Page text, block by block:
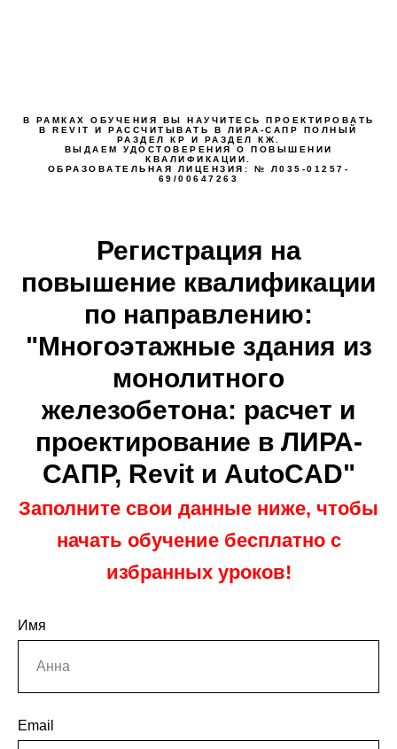
В РАМКАХ ОБУЧЕНИЯ ВЫ НАУЧИТЕСЬ ПРОЕКТИРОВАТЬ
В REVIT И РАССЧИТЫВАТЬ В ЛИРА-САПР ПОЛНЫЙ
РАЗДЕЛ КР И РАЗДЕЛ КЖ.
ВЫДАЕМ УДОСТОВЕРЕНИЯ О ПОВЫШЕНИИ
КВАЛИФИКАЦИИ.
ОБРАЗОВАТЕЛЬНАЯ ЛИЦЕНЗИЯ: № Л035-01257-
69/00647263
Регистрация на
повышение квалификации
по направлению:
"Многоэтажные здания из
монолитного
железобетона: расчет и
проектирование в ЛИРА-
САПР, Revit и AutoCAD"
Заполните свои данные ниже, чтобы
начать обучение бесплатно с
избранных уроков!
Имя
Email